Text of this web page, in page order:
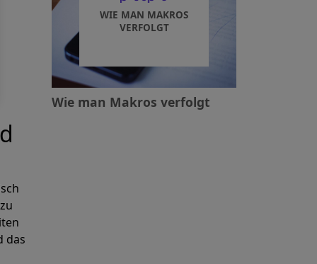
zu
das
WIE MAN MAKROS
VERFOLGT
Wie man Makros verfolgt